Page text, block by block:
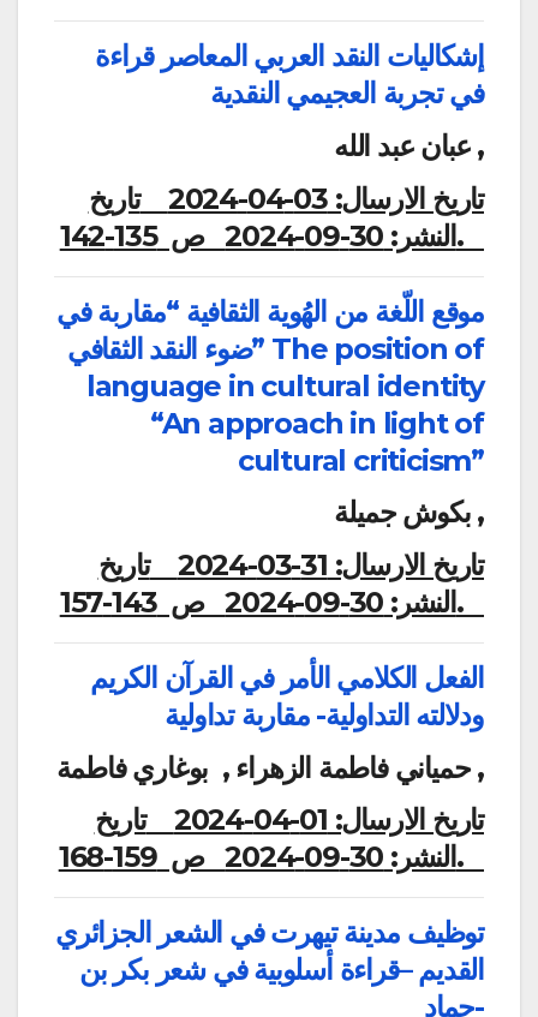
إشكاليات النقد العربي المعاصر قراءة
في تجربة العجيمي النقدية
عبان عبد الله ,
تاريخ الارسال:03-04-2024
تاريخ
النشر: 30-09-2024 ص 135-142.
موقع اللّغة من الهُوية الثقافية “مقاربة في
ضوء النقد الثقافي” The position of
language in cultural identity
“An approach in light of
cultural criticism”
بكوش جميلة ,
تاريخ الارسال: 31-03-2024
تاريخ
النشر: 30-09-2024 ص 143-157.
الفعل الكلامي الأمر في القرآن الكريم
ودلالته التداولية- مقاربة تداولية
حمياني فاطمة الزهراء , بوغاري فاطمة ,
تاريخ الارسال: 01-04-2024
تاريخ
النشر: 30-09-2024 ص 159-168.
توظيف مدينة تيهرت في الشعر الجزائري
القديم –قراءة أسلوبية في شعر بكر بن
حماد-